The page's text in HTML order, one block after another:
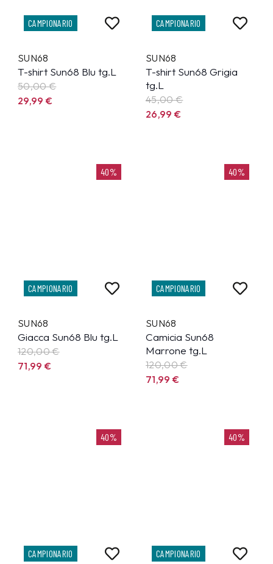
CAMPIONARIO
SUN68
T-shirt Sun68 Blu tg.L
50,00 €
29,99€
CAMPIONARIO
SUN68
T-shirt Sun68 Grigia
tg.L
45,00 €
26,99€
40%
CAMPIONARIO
SUN68
Giacca Sun68 Blu tg.L
120,00 €
71,99€
40%
CAMPIONARIO
SUN68
Camicia Sun68
Marrone tg.L
120,00 €
71,99€
40%
CAMPIONARIO
40%
CAMPIONARIO